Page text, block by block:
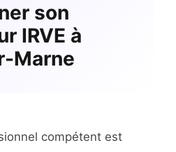
son
IRVE à
Marne
compétent est